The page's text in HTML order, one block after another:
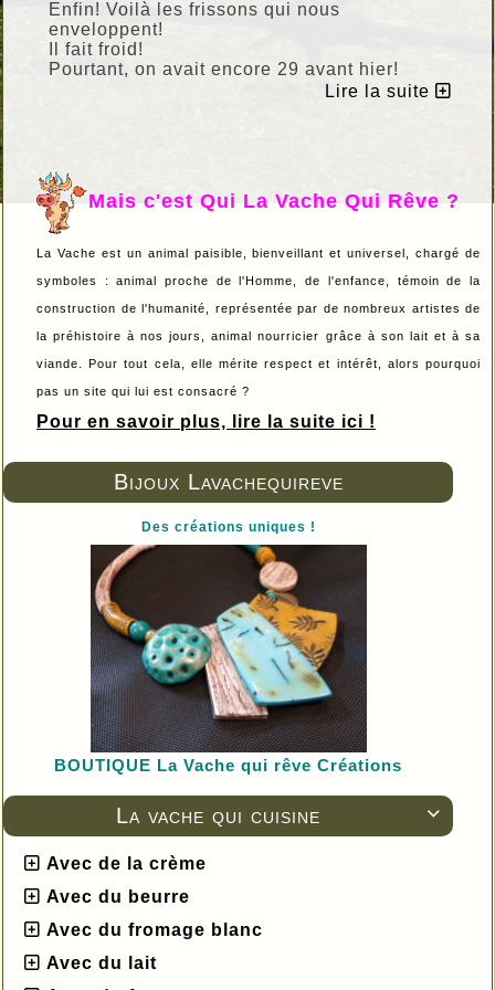
Bijoux Lavachequireve
Des créations uniques !
BOUTIQUE La Vache qui rêve Créations

La vache qui cuisine
Avec de la crème
Avec du beurre
Avec du fromage blanc
Avec du lait
Enfin! Voilà les frissons qui nous
enveloppent!
Il fait froid!
Pourtant, on avait encore 29 avant hier!
Mais c'est Novembre qui surgit dans une
Lire la suite
Mais c'est Qui La Vache Qui Rêve ?
La Vache est un animal paisible, bienveillant et universel, chargé de
symboles : animal proche de l'Homme, de l'enfance, témoin de la
construction de l'humanité, représentée par de nombreux artistes de
la préhistoire à nos jours, animal nourricier grâce à son lait et à sa
viande. Pour tout cela, elle mérite respect et intérêt, alors pourquoi
pas un site qui lui est consacré ?
Pour en savoir plus, lire la suite ici !